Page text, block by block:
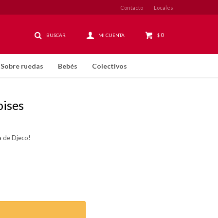
Sobre ruedas Bebés Colectivos
$ 0
Contacto Locales
de Djeco!